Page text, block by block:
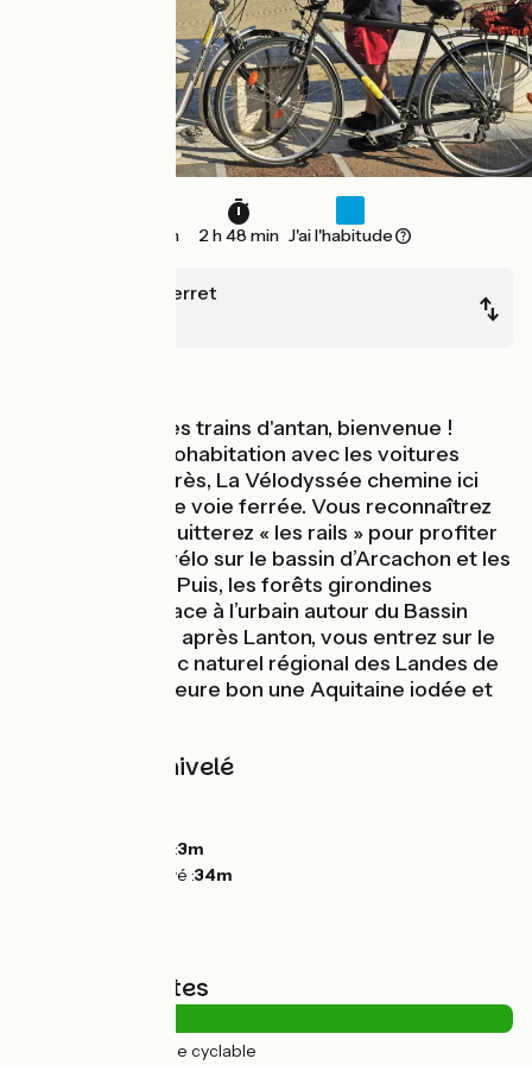
42 km 2 h 48 min J'ai l'habitude
Lège-Cap-Ferret
Nostalgiques des trains d'antan, bienvenue !
Exceptée une cohabitation avec les voitures
entre Lège et Arès, La Vélodyssée chemine ici
sur une ancienne voie ferrée. Vous reconnaîtrez
les gares, puis quitterez « les rails » pour profiter
d’une balade à vélo sur le bassin d’Arcachon et les
villes alentours. Puis, les forêts girondines
s’estompent...place à l’urbain autour du Bassin
d’Arcachon. Peu après Lanton, vous entrez sur le
territoire du Parc naturel régional des Landes de
Gascogne qui fleure bon une Aquitaine iodée et
Pentes et dénivelé
Point le plus bas :3m
Point le plus élevé :34m
Types de routes
(100%) Voie cyclable